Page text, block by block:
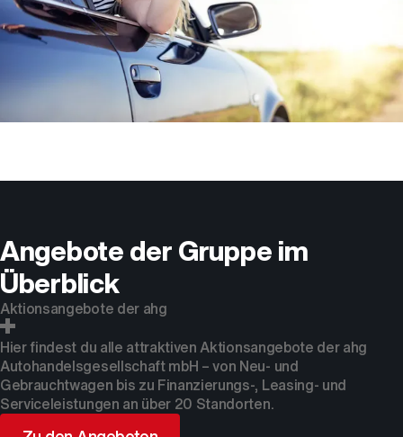
Angebote der Gruppe im
Überblick
Aktionsangebote der ahg
Hier findest du alle attraktiven Aktionsangebote der ahg
Autohandelsgesellschaft mbH – von Neu- und
Gebrauchtwagen bis zu Finanzierungs-, Leasing- und
Serviceleistungen an über 20 Standorten.